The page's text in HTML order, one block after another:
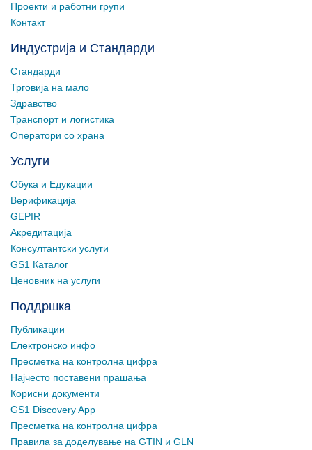
Проекти и работни групи
Контакт
Индустрија и Стандарди
Стандарди
Трговија на мало
Здравство
Транспорт и логистика
Оператори со храна
Услуги
Обука и Едукации
Верификација
GEPIR
Акредитација
Консултантски услуги
GS1 Каталог
Ценовник на услуги
Поддршка
Публикации
Електронско инфо
Пресметка на контролна цифра
Најчесто поставени прашања
Корисни документи
GS1 Discovery App
Пресметка на контролна цифра
Правила за доделување на GTIN и GLN